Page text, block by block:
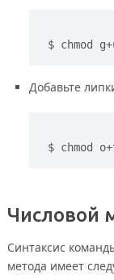
chmod
Добавьте
chmod
Числовой
Синтаксис
метода имеет